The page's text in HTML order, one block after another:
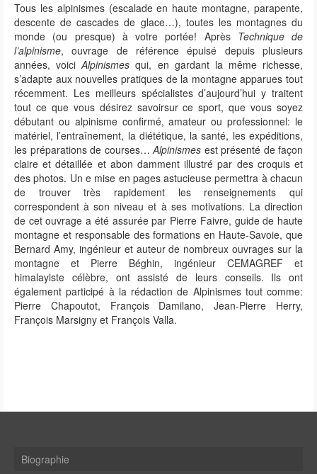
Tous les alpinismes (escalade en haute montagne, parapente,
descente de cascades de glace…), toutes les montagnes du
monde (ou presque) à votre portée! Après Technique de
l’alpinisme, ouvrage de référence épuisé depuis plusieurs
années, voiciAlpinismes qui, en gardant la même richesse,
s’adapte aux nouvelles pratiques de la montagne apparues tout
récemment. Les meilleurs spécialistes d’aujourd’hui y traitent
tout ce que vous désirez savoirsur ce sport, que vous soyez
débutant ou alpinisme confirmé, amateur ou professionnel: le
matériel, l’entraînement, la diététique, la santé, les expéditions,
les préparations de courses…Alpinismes est présenté de façon
claire et détaillée et abon damment illustré par des croquis et
des photos. Un e mise en pages astucieuse permettra à chacun
de trouver très rapidement les renseignements qui
correspondent à son niveau et à ses motivations. La direction
de cet ouvrage a été assurée par Pierre Faivre, guide de haute
montagne et responsable des formations en Haute-Savoie, que
Bernard Amy, ingénieur et auteur de nombreux ouvrages sur la
montagne et Pierre Béghin, ingénieur CEMAGREF et
himalayiste célèbre, ont assisté de leurs conseils. Ils ont
également participé à la rédaction de Alpinismes tout comme:
Pierre Chapoutot, François Damilano, Jean-Pierre Herry,
François Marsigny et François Valla.
Biographie